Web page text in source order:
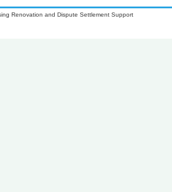
包み板の
がり防止
Renovation and Dispute Settlement Support